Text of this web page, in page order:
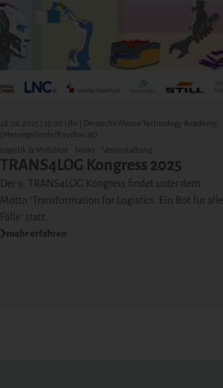
26.06.2025 | 12:00 Uhr | Deutsche Messe Technology Academy
(Messegelände/Pavillon 36)
Logistik & Mobilität
News Veranstaltung
TRANS4LOG Kongress 2025
Der 9. TRANS4LOG Kongress findet unter dem
Motto "Transformation for Logistics: Ein Bot für alle
Fälle" statt.
mehr erfahren